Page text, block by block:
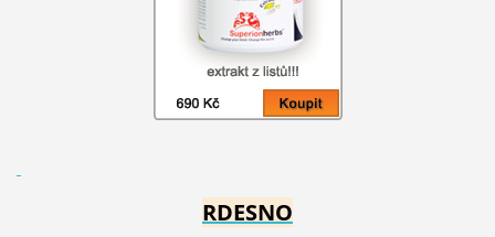
RDESNO